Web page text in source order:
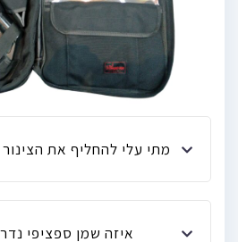
מתי עלי להחליף את
איזה שמן ספציפי